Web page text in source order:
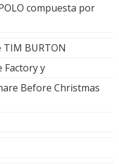
compuesta por
TIM BURTON
Factory y
Before Christmas